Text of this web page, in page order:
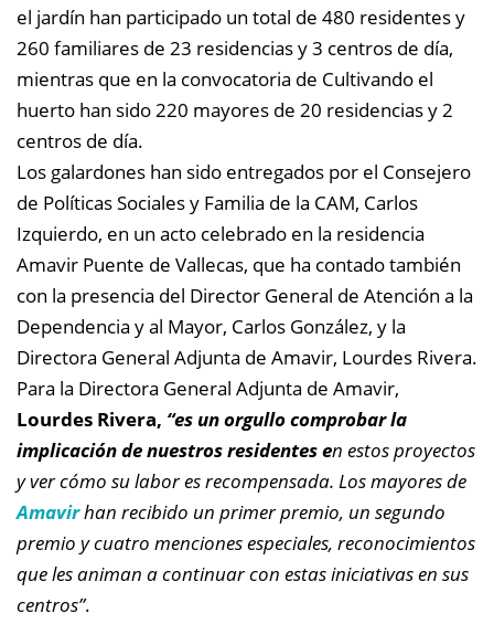
el jardín han participado un total de 480 residentes y
260 familiares de 23 residencias y 3 centros de día,
mientras que en la convocatoria de Cultivando el
huerto han sido 220 mayores de 20 residencias y 2
centros de día.
Los galardones han sido entregados por el Consejero
de Políticas Sociales y Familia de la CAM, Carlos
Izquierdo, en un acto celebrado en la residencia
Amavir Puente de Vallecas, que ha contado también
con la presencia del Director General de Atención a la
Dependencia y al Mayor, Carlos González, y la
Directora General Adjunta de Amavir, Lourdes Rivera.
Para la Directora General Adjunta de Amavir,
Lourdes Rivera, “es un orgullo comprobar la
implicación de nuestros residentes en estos proyectos
y ver cómo su labor es recompensada. Los mayores de
Amavirhan recibido un primer premio, un segundo
premio y cuatro menciones especiales, reconocimientos
que les animan a continuar con estas iniciativas en sus
centros”.